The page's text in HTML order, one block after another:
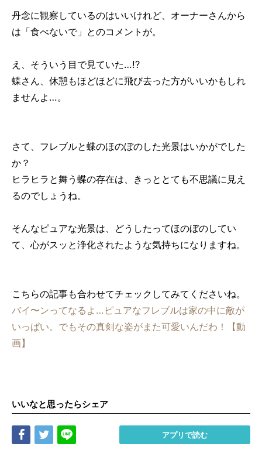
丹念に観察しているのはいいけれど、オーナーさんから
は「食べないで」とのコメントが。
え、そういう目で見ていた…!?
蝶さん、休憩もほどほどに飛び去った方がいいかもしれ
ませんよ…。
さて、フレブルと蝶のほのぼのした光景はいかがでした
か？
ヒラヒラと舞う蝶の存在は、きっととても不思議に見え
るのでしょうね。
そんなピュアな光景は、どうしたってほのぼのしてい
て、心がスッと浄化されたような気持ちになりますね。
こちらの記事も合わせてチェックしてみてくださいね。
バイ〜ンってなるよ…ピュアなフレブルは家の中に敵が
いっぱい。でもその真剣な姿がまた可愛いんだわ！【動
画】
いいなと思ったらシェア
Share Tweet アプリで読む